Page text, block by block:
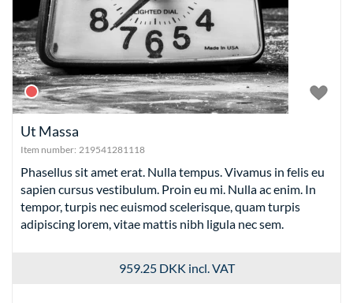
Ut Massa
Item number: 219541281118
Phasellus sit amet erat. Nulla tempus. Vivamus in felis eu
sapien cursus vestibulum. Proin eu mi. Nulla ac enim. In
tempor, turpis nec euismod scelerisque, quam turpis
adipiscing lorem, vitae mattis nibh ligula nec sem.
959.25 DKK incl. VAT